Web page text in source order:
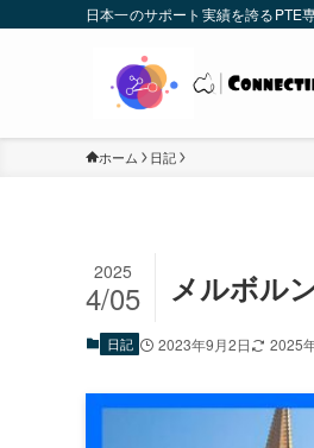
日本一のサポート実績を誇るPTE
ホーム 日記
メルボル
2025
4/05
日記 2023年9月2日 2025